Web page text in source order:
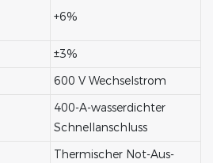
+6%
±3%
600 V Wechselstrom
400-A-wasserdichter
Schnellanschluss
Thermischer Not-Aus-